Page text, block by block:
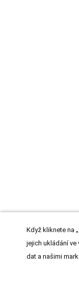
Když kliknete na
jejich ukládání ve
dat a našimi